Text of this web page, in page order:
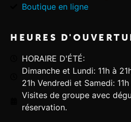
Boutique en ligne
HEURES
HORAIRE D'ÉTÉ:
Dimanche et Lundi: 11h à
21h Vendredi et Samedi: 11h
Visites de groupe avec
réservation.